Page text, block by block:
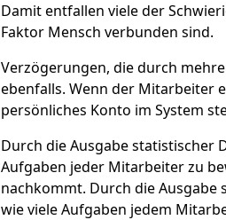
Damit entfallen viele der
Faktor Mensch verbunden sind.
Verzögerungen, die durch
ebenfalls. Wenn der Mitarbeiter
persönliches Konto im System
Durch die Ausgabe statistischer
Aufgaben jeder Mitarbeiter zu
nachkommt. Durch die Ausgabe
wie viele Aufgaben jedem